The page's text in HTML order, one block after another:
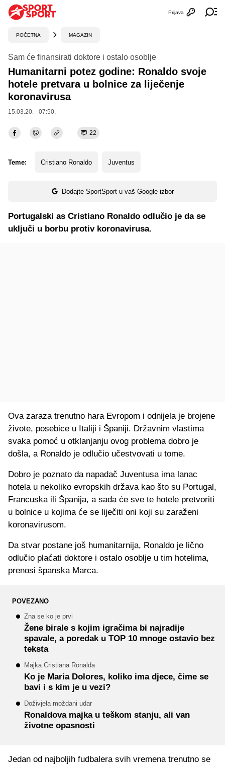
Otvori
Prijava
POČETNA MAGAZIN
Sam će finansirati doktore i ostalo osoblje
Humanitarni potez godine: Ronaldo svoje
hotele pretvara u bolnice za liječenje
koronavirusa
15.03.20. - 07:50,
22
Teme: Cristiano Ronaldo Juventus
Dodajte SportSport u vaš Google izbor
Portugalski as Cristiano Ronaldo odlučio je da se
uključi u borbu protiv koronavirusa.
Ova zaraza trenutno hara Evropom i odnijela je brojene
živote, posebice u Italiji i Španiji. Državnim vlastima
svaka pomoć u otklanjanju ovog problema dobro je
došla, a Ronaldo je odlučio učestvovati u tome.
Dobro je poznato da napadač Juventusa ima lanac
hotela u nekoliko evropskih država kao što su Portugal,
Francuska ili Španija, a sada će sve te hotele pretvoriti
u bolnice u kojima će se liječiti oni koji su zaraženi
koronavirusom.
Da stvar postane još humanitarnija, Ronaldo je lično
odlučio plaćati doktore i ostalo osoblje u tim hotelima,
prenosi španska Marca.
POVEZANO
Zna se ko je prvi
Žene birale s kojim igračima bi najradije
spavale, a poredak u TOP 10 mnoge ostavio bez
teksta
Majka Cristiana Ronalda
Ko je Maria Dolores, koliko ima djece, čime se
bavi i s kim je u vezi?
Doživjela moždani udar
Ronaldova majka u teškom stanju, ali van
životne opasnosti
Jedan od najboljih fudbalera svih vremena trenutno se